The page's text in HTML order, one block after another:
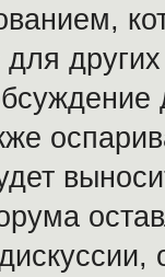
для